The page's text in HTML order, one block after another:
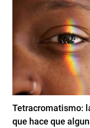
Tetracromatismo:
que hace que